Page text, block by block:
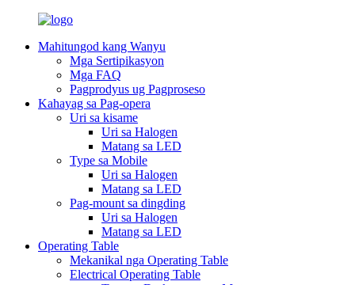
Mahitungod kang Wanyu
Mga Sertipikasyon
Mga FAQ
Pagprodyus ug Pagproseso
Kahayag sa Pag-opera
Uri sa kisame
Uri sa Halogen
Matang sa LED
Type sa Mobile
Uri sa Halogen
Matang sa LED
Pag-mount sa dingding
Uri sa Halogen
Matang sa LED
Operating Table
Mekanikal nga Operating Table
Electrical Operating Table